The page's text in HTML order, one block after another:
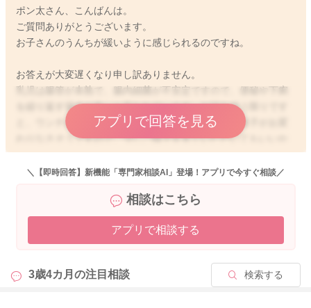
ポン太さん、こんばんは。
ご質問ありがとうございます。
お子さんのうんちが緩いように感じられるのですね。
お答えが大変遅くなり申し訳ありません。
乳児は腸管が未熟で、腸内細菌が不安定ですので、便秘や下痢
を繰り返す場合が多いと言われています。お話を伺う限りです
と、ウンチが緩いこと以外には、特にお子さんのご様子がお変
わりなさそうですので、少しご様子を見ていただいてもいいか
もしれませんね。お子さんの場合には、一度腸内細菌が変化す
ると、1ヶ月くらい症状が続くことがあります。ですが、発熱や
あれば、あまり緊急性はないように思いますよ。緩いウンチが
今よりも頻回に見られる、嘔吐がある、発熱がある、機嫌が悪
い、元気がない、お尻がかぶれる、血便がある、おっぱいやミ
なさってくださいね。
アプリで回答を見る
＼【即時回答】新機能「専門家相談AI」登場！アプリで今すぐ相談／
相談はこちら
アプリで相談する
3歳4カ月の注目相談 検索する